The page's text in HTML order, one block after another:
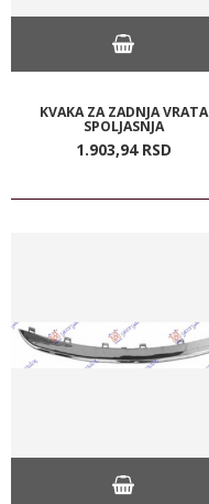
KVAKA ZA ZADNJA VRATA
SPOLJASNJA
1.903,94 RSD